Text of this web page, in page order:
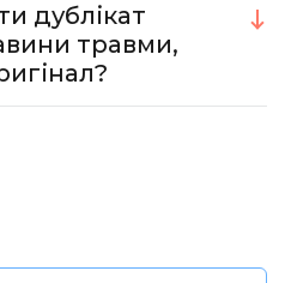
дублікат
травми,